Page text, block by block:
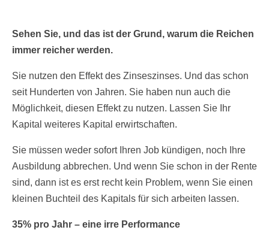
Sehen Sie, und das ist der Grund, warum die Reichen
immer reicher werden.
Sie nutzen den Effekt des Zinseszinses. Und das schon
seit Hunderten von Jahren. Sie haben nun auch die
Möglichkeit, diesen Effekt zu nutzen. Lassen Sie Ihr
Kapital weiteres Kapital erwirtschaften.
Sie müssen weder sofort Ihren Job kündigen, noch Ihre
Ausbildung abbrechen. Und wenn Sie schon in der Rente
sind, dann ist es erst recht kein Problem, wenn Sie einen
kleinen Buchteil des Kapitals für sich arbeiten lassen.
35% pro Jahr – eine irre Performance